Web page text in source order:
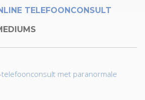
TELEFOONCONSULT
telefoonconsult met paranormale